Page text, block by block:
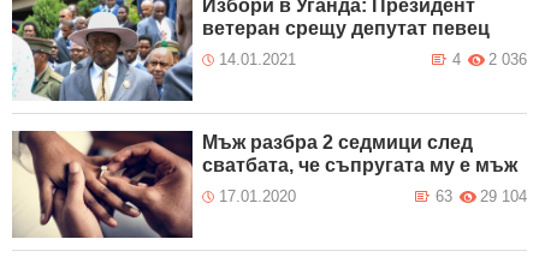
Избори в Уганда: Президент
ветеран срещу депутат певец
14.01.2021 2 036
4
Мъж разбра 2 седмици след
сватбата, че съпругата му е мъж
17.01.2020 29 104
63